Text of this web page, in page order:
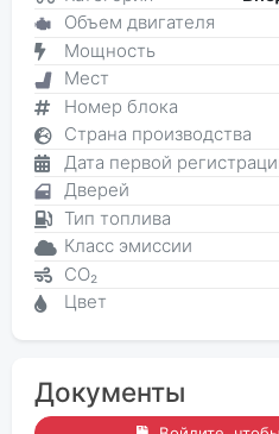
Объем двигателя
Мощность
Мест
Номер блока
Страна производства
Дата первой
Дверей
Тип топлива
Класс эмиссии
CO₂
Цвет
Документы